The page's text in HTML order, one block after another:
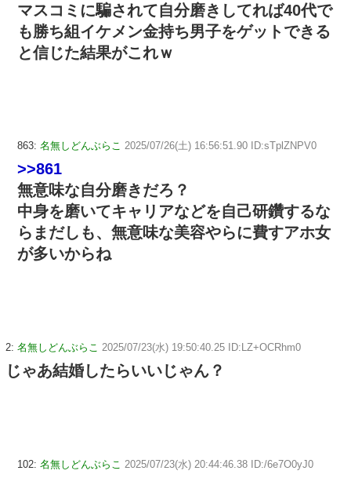
マスコミに騙されて自分磨きしてれば40代で
も勝ち組イケメン金持ち男子をゲットできる
と信じた結果がこれｗ
863: 名無しどんぶらこ 2025/07/26(土) 16:56:51.90 ID:sTplZNPV0
>>861
無意味な自分磨きだろ？
中身を磨いてキャリアなどを自己研鑽するな
らまだしも、無意味な美容やらに費すアホ女
が多いからね
2: 名無しどんぶらこ 2025/07/23(水) 19:50:40.25 ID:LZ+OCRhm0
じゃあ結婚したらいいじゃん？
102: 名無しどんぶらこ 2025/07/23(水) 20:44:46.38 ID:/6e7O0yJ0